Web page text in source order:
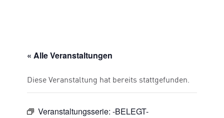
« Alle Veranstaltungen
Diese Veranstaltung hat bereits stattgefunden.
Veranstaltungsserie: -BELEGT-